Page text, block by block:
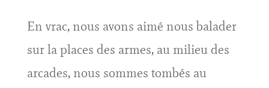
En vrac, nous avons aimé nous balader
sur la places des armes, au milieu des
arcades, nous sommes tombés au